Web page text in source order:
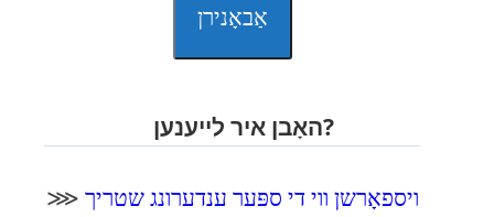
אַבאָנירן
האָבן איר לייענען?
⋙ ויספאָרשן ווי די ספּער ענדערונג שטריך